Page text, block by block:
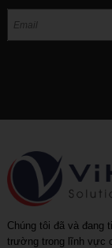
Chúng tôi đã và đang
trường trong lĩnh vực